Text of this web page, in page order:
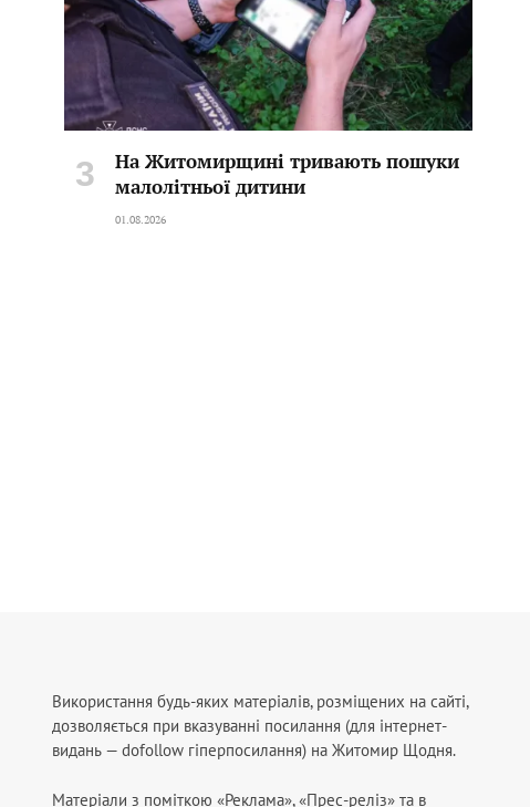
На Житомирщині тривають пошуки
малолітньої дитини
01.08.2026
Використання будь-яких матеріалів, розміщених на сайті,
дозволяється при вказуванні посилання (для інтернет-
видань — dofollow гіперпосилання) на Житомир Щодня.
Матеріали з поміткою «Реклама», «Прес-реліз» та в